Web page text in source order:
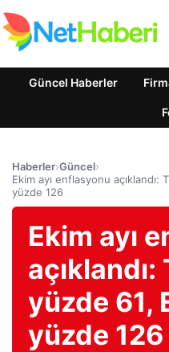
Güncel Haberler
Haberler›Güncel›
Ekim ayı enflasyonu
yüzde 126
Ekim ayı
yüzde 61,
yüzde 126